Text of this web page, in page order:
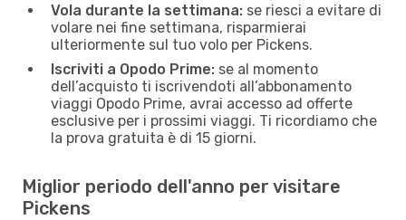
Vola durante la settimana: se riesci a evitare di
volare nei fine settimana, risparmierai
ulteriormente sul tuo volo per Pickens.
Iscriviti a Opodo Prime: se al momento
dell’acquisto ti iscrivendoti all’abbonamento
viaggi Opodo Prime, avrai accesso ad offerte
esclusive per i prossimi viaggi. Ti ricordiamo che
la prova gratuita è di 15 giorni.
Miglior periodo dell'anno per visitare
Pickens